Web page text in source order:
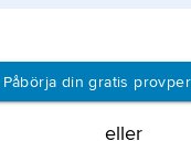
Påbörja din gratis
eller